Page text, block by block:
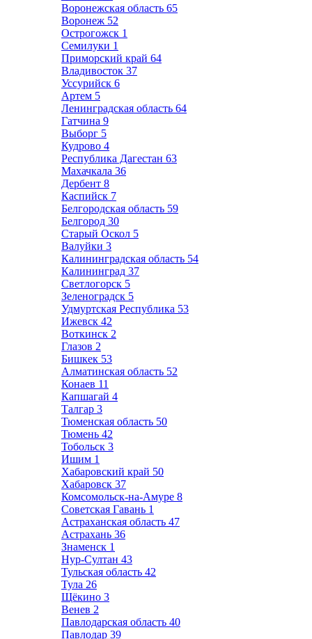
Воронежская область 65
Воронеж 52
Острогожск 1
Семилуки 1
Приморский край 64
Владивосток 37
Уссурийск 6
Артем 5
Ленинградская область 64
Гатчина 9
Выборг 5
Кудрово 4
Республика Дагестан 63
Махачкала 36
Дербент 8
Каспийск 7
Белгородская область 59
Белгород 30
Старый Оскол 5
Валуйки 3
Калининградская область 54
Калининград 37
Светлогорск 5
Зеленоградск 5
Удмуртская Республика 53
Ижевск 42
Воткинск 2
Глазов 2
Бишкек 53
Алматинская область 52
Конаев 11
Капшагай 4
Талгар 3
Тюменская область 50
Тюмень 42
Тобольск 3
Ишим 1
Хабаровский край 50
Хабаровск 37
Комсомольск-на-Амуре 8
Советская Гавань 1
Астраханская область 47
Астрахань 36
Знаменск 1
Нур-Султан 43
Тульская область 42
Тула 26
Щёкино 3
Венев 2
Павлодарская область 40
Павлодар 39